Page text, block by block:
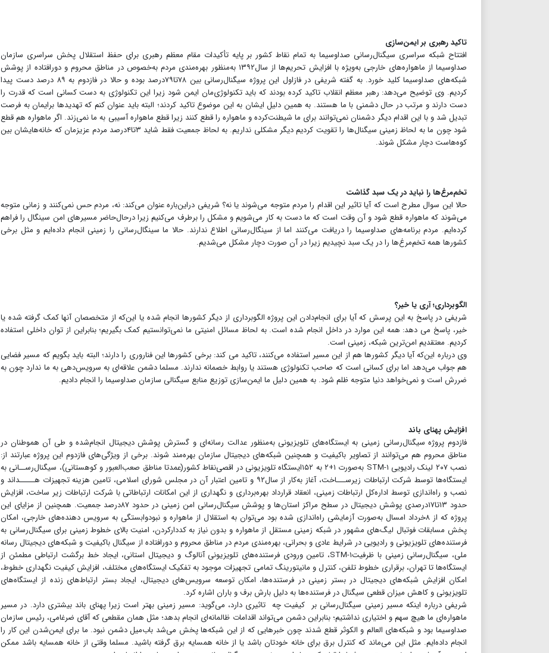
تاکید رهبری بر ایمن‌سازی
افتتاح شبکه سراسری سیگنال‌رسانی صداوسیما به تمام نقاط کشور بر پایه تأکیدات مقام معظم رهبری برای حفظ استقلال پخش سراسری سازمان
صداوسیما از ماهواره‌های خارجی به‌ویژه با افزایش تحریم‌ها از سال‌۱۳۹۲ به‌منظور بهره‌مندی مردم به‌خصوص در مناطق محروم و دورافتاده از پوشش
شبکه‌های صداوسیما کلید خورد. به گفته شریفی در فاز‌اول این پروژه سیگنال‌رسانی بین ۷۸تا۷۹درصد بوده و حالا در فاز‌دوم به ۸۹ درصد دست پیدا
کردیم. وی توضیح می‌دهد: رهبر معظم انقلاب تاکید کرده بودند که باید تکنولوژی‌مان ایمن شود‌ زیرا این تکنولوژی به دست کسانی است که قدرت را
دست دارند و مرتب در حال دشمنی با ما هستند. به همین دلیل ایشان به این موضوع تاکید کردند؛ البته باید عنوان کنم که تهدیدها برایمان به فرصت
تبدیل شد و با این اقدام دیگر دشمنان نمی‌توانند برای ما شیطنت‌کرده و ماهواره را قطع کنند زیرا قطع ماهواره آسیبی به ما نمی‌زند. اگر ماهواره هم قطع
شود‌ چون ما به لحاظ زمینی سیگنال‌ها را تقویت کردیم دیگر مشکلی نداریم. به لحاظ جمعیت فقط شاید ۳تا۴درصد مردم عزیزمان که خانه‌هایشان بین
کوه‌هاست دچار مشکل شوند.
تخم‌مرغ‌ها را نباید در یک سبد گذاشت
حالا این سوال مطرح است که آیا تاثیر این اقدام را مردم متوجه می‌شوند یا نه؟ شریفی دراین‌باره عنوان می‌کند: نه، مردم حس نمی‌کنند و زمانی متوجه
می‌شوند که ماهواره قطع شود و آن وقت است که ما دست به کار می‌شویم و مشکل را برطرف می‌کنیم زیرا درحال‌حاضر مسیرهای امن سینگال را فراهم
کرده‌ایم. مردم برنامه‌های صداوسیما را دریافت می‌کنند اما از سینگال‌رسانی اطلاع ندارند. حالا ما سینگال‌رسانی را زمینی انجام داده‌ایم و مثل برخی
کشورها همه تخم‌مرغ‌ها را در یک سبد نچیدیم زیرا در آن صورت دچار مشکل می‌شدیم.
الگوبرداری؛ آری یا خیر‌؟
شریفی در پاسخ به این پرسش که آیا برای انجام‌دادن این پروژه الگوبرداری از دیگر کشورها انجام شده یا این‌که از متخصصان آنها کمک گرفته شده یا
خیر، پاسخ می دهد: همه این موارد در داخل انجام شده است. به لحاظ مسائل امنیتی ما نمی‌توانستیم کمک بگیریم؛ بنابراین از توان داخلی استفاده
کردیم. معتقدیم امن‌ترین شبکه، زمینی است.
وی درباره این‌که آیا دیگر کشورها هم از این مسیر استفاده می‌کنند، تاکید می کند: برخی کشورها این فناروری را دارند؛ البته باید بگویم که مسیر فضایی
هم جواب می‌دهد اما برای کسانی است که صاحب تکنولوژی هستند یا روابط خصمانه ندارند. مسلما دشمن علاقه‌ای به سرویس‌دهی به ما ندارد چون به
ضررش است و نمی‌خواهد دنیا متوجه ظلم شود. به همین دلیل ما ایمن‌سازی توزیع منابع سیگنالی سازمان صداوسیما را انجام دادیم.
افزایش پهنای باند
فازدوم پروژه سیگنال‌رسانی زمینی به ایستگاه‌های تلویزیونی به‌منظور عدالت رسانه‌ای و گسترش پوشش دیجیتال انجام‌شده و طی آن هموطنان در
مناطق محروم هم می‌توانند از تصاویر باکیفیت و همچنین شبکه‌های دیجیتال سازمان بهره‌مند شوند. برخی از ویژگی‌های فازدوم این پروژه عبارتند از:
نصب ۲۰۷ لینک رادیویی STM-۱ به‌صورت ۱+۲ به ۱۵۲ایستگاه تلویزیونی در اقصی‌نقاط کشور(عمدتا مناطق صعب‌العبور و کوهستانی)، سیگنال‌رســانی به
ایستگاه‌ها توسط شرکت ارتباطات زیرســـاخت، آغاز به‌کار از سال‌۹۲ و تامین اعتبار آن در مجلس شورای اسلامی، تامین هزینه تجهیزات هـــــداند و
نصب و راه‌اندازی توسط اداره‌کل ارتباطات زمینی، انعقاد قرارداد بهره‌برداری و نگهداری از این امکانات ارتباطاتی با شرکت ارتباطات زیر ساخت، افزایش
حدود ۱۳تا۱۷درصدی پوشش دیجیتال در سطح مراکز استان‌ها و پوشش سیگنال‌رسانی امن زمینی در حدود ۸۷درصد جمعیت. همچنین از مزایای این
پروژه که از ۸خرداد امسال به‌صورت آزمایشی راه‌اندازی شده بود می‌توان به استقلال از ماهواره و نبودوابستگی به سرویس دهنده‌های خارجی، امکان
پخش مسابقات فوتبال لیگ‌های مشهور در شبکه زمینی مستقل از ماهواره و بدون نیاز به کد‌دارکردن، امنیت بالای خطوط زمینی برای سیگنال‌رسانی به
فرستنده‌های تلویزیونی و رادیویی در شرایط عادی و بحرانی، بهره‌مندی مردم در مناطق محروم و دور‌افتاده از سیگنال باکیفیت و شبکه‌های دیجیتال رسانه
ملی، سیگنال‌رسانی زمینی با ظرفیتSTM-۱، تامین ورودی فرستنده‌های تلویزیونی آنالوگ و دیجیتال استانی، ایجاد خط برگشت ارتباطی مطمئن از
ایستگاه‌ها تا تهران، برقراری خطوط تلفن، کنترل و مانیتورینگ تمامی تجهیزات موجود به تفکیک ایستگاه‌های مختلف، افزایش کیفیت نگهداری خطوط،
امکان افزایش شبکه‌های دیجیتال در بستر زمینی در فرستنده‌ها، امکان توسعه سرویس‌های دیجیتال، ایجاد بستر ارتباط‌های زنده از ایستگاه‌های
تلویزیونی و کاهش میزان قطعی سیگنال در فرستنده‌ها به دلیل بارش برف و باران اشاره کرد.
شریفی درباره اینکه مسیر زمینی سیگنال‌رسانی بر کیفیت چه تاثیری دارد، می‌گوید: مسیر زمینی بهتر است‌ زیرا پهنای باند بیشتری دارد. در مسیر
ماهواره‌ای ما هیچ سهم و اختیاری نداشتیم؛ بنابراین دشمن می‌تواند اقدامات ظالمانه‌ای انجام بدهد؛ مثل همان مقطعی که آقای ضرغامی، رئیس سازمان
صداوسیما بود و شبکه‌های العالم و الکوثر قطع شدند چون خبرهایی که از این شبکه‌ها پخش می‌شد باب‌میل دشمن نبود. ما برای ایمن‌شدن این کار را
انجام داده‌ایم. مثل این می‌ماند که کنترل برق برای خانه خودتان باشد یا از خانه همسایه برق گرفته باشید. مسلما وقتی از خانه همسایه باشد ممکن